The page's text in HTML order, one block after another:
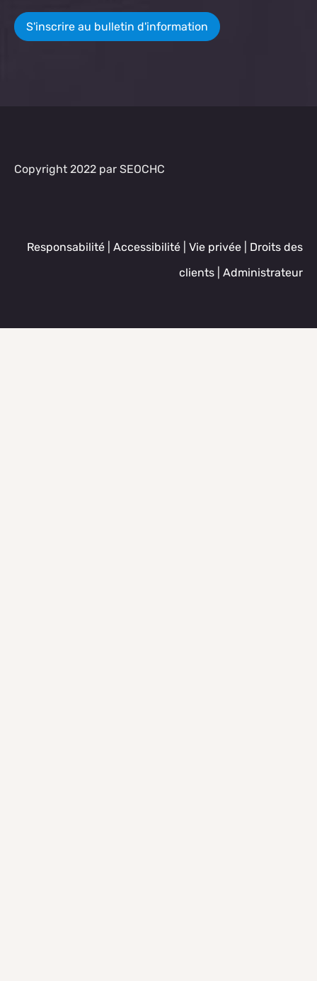
S'inscrire au bulletin d'information
Copyright 2022 par SEOCHC
Responsabilité Accessibilité Vie privée
Droits des
clients
Administrateur